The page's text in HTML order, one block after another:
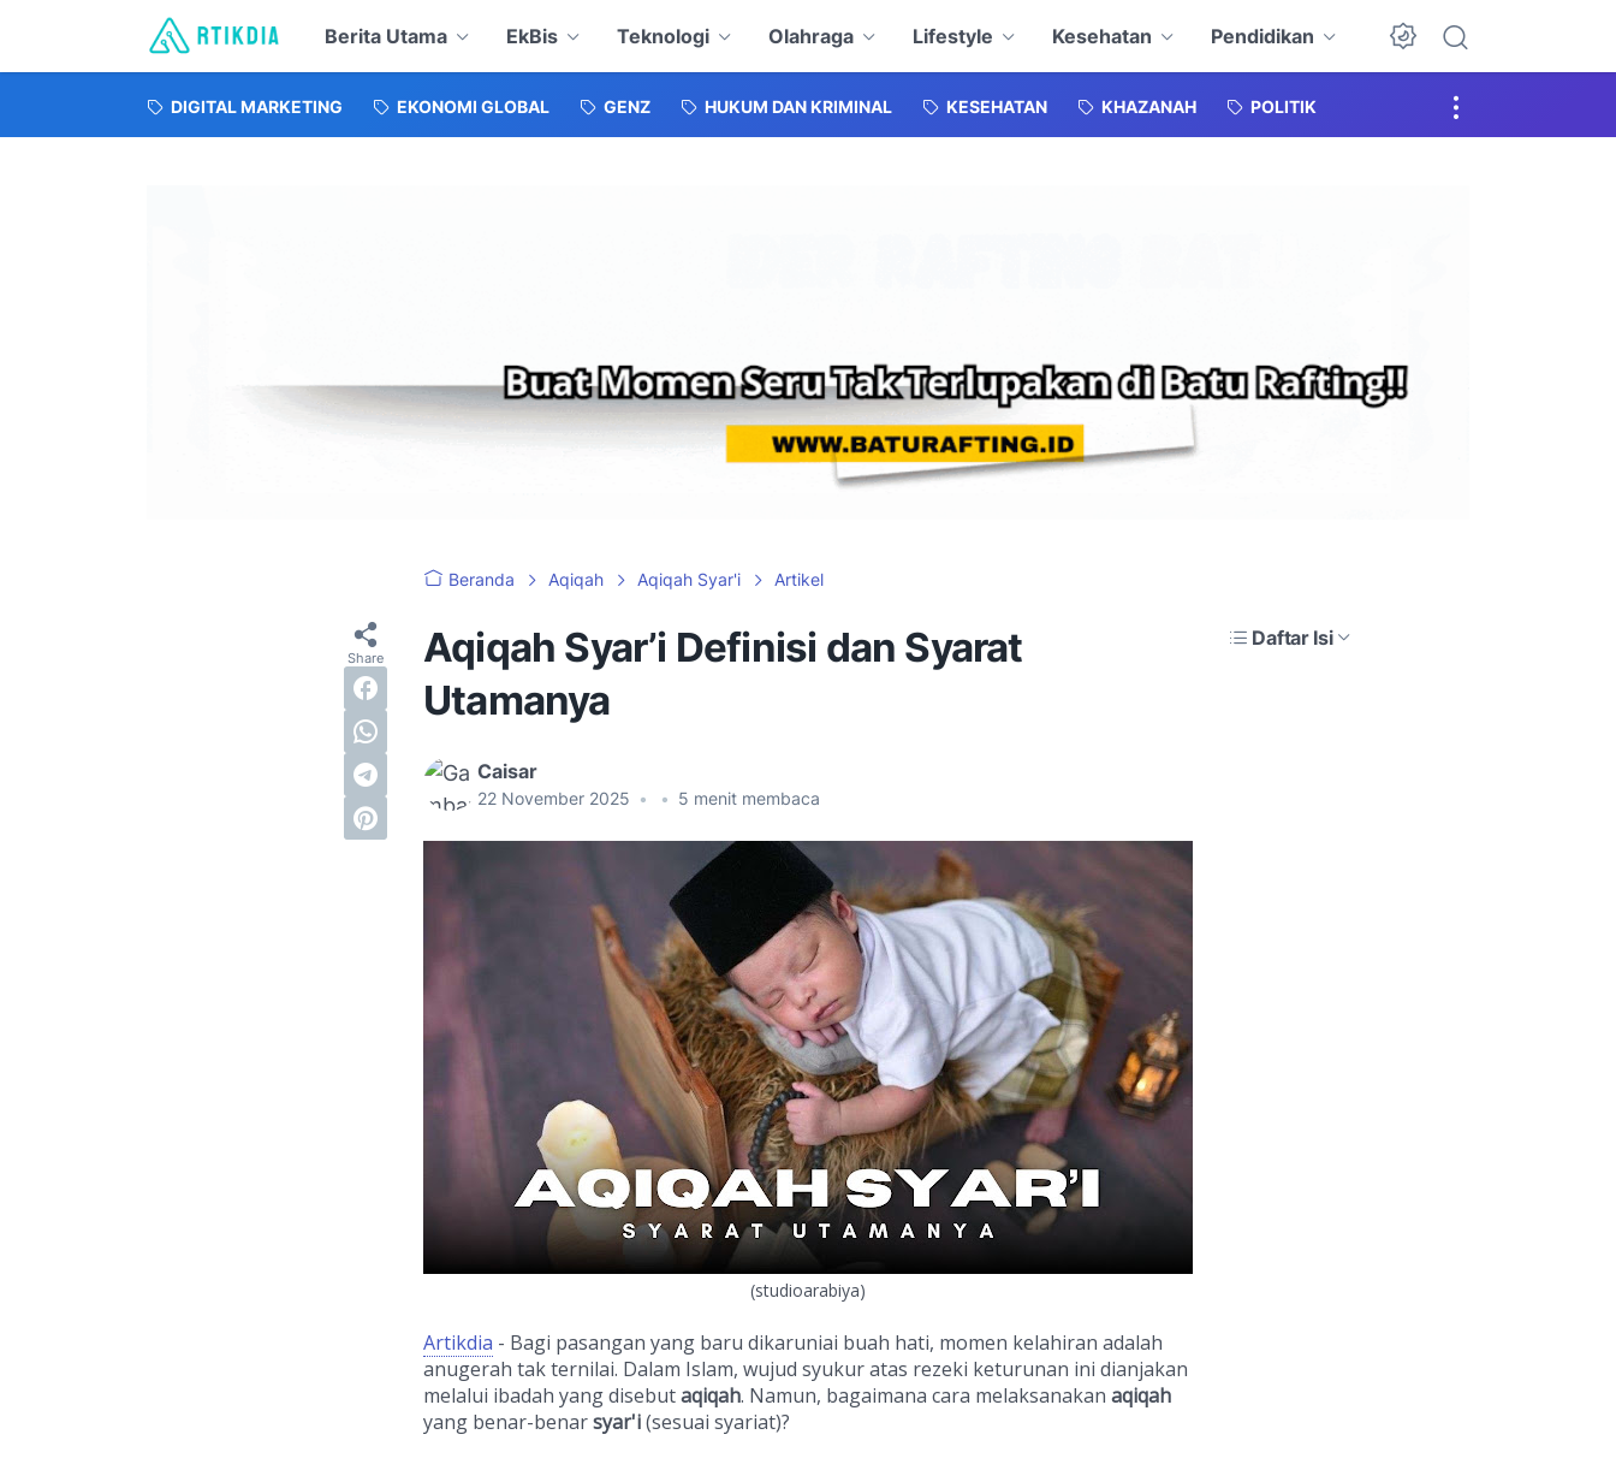
Berita Utama EkBis Teknologi Olahraga Lifestyle Kesehatan Pendidikan
DIGITAL MARKETING EKONOMI GLOBAL GENZ HUKUM DAN KRIMINAL KESEHATAN KHAZANAH POLITIK
Beranda Aqiqah Aqiqah Syar'i Artikel
Aqiqah Syar’i Definisi dan Syarat
Utamanya
Caisar
22 November 2025 • • 5 menit membaca
Daftar Isi
(studioarabiya)
Artikdia - Bagi pasangan yang baru dikaruniai buah hati, momen kelahiran adalah
anugerah tak ternilai. Dalam Islam, wujud syukur atas rezeki keturunan ini dianjakan
melalui ibadah yang disebutaqiqah. Namun, bagaimana cara melaksanakan aqiqah
yang benar-benarsyar'i(sesuai syariat)?